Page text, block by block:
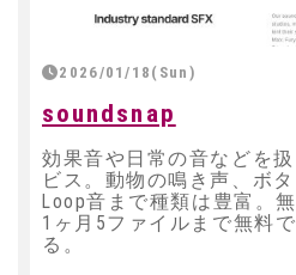
2026/01/18(Sun)
soundsnap
効果音や日常の音などを
ビス。動物の鳴き声、ボ
Loop音まで種類は豊富。
1ヶ月5ファイルまで無料
る。